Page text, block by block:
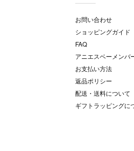
お問い合わせ
ショッピングガイド
FAQ
アニエスベーメンバ
お支払い方法
返品ポリシー
配送・送料について
ギフトラッピングに